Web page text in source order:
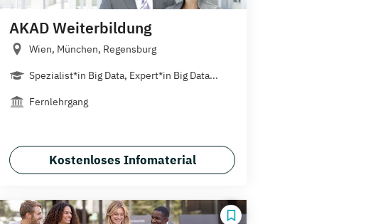
AKAD Weiterbildung
Wien, München, Regensburg
Spezialist*in Big Data, Expert*in Big Data...
Fernlehrgang
Kostenloses Infomaterial